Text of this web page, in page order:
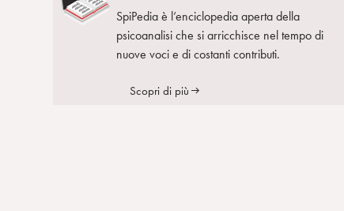
SpiPedia è l’enciclopedia aperta della
psicoanalisi che si arricchisce nel tempo di
nuove voci e di costanti contributi.
Scopri di più